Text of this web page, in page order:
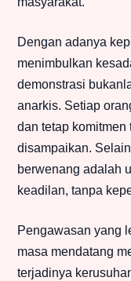
Dengan adanya
menimbulkan
demonstrasi
anarkis. Setiap
dan tetap
disampaikan.
berwenang adalah
keadilan, tanpa
Pengawasan yang
masa mendatang
terjadinya